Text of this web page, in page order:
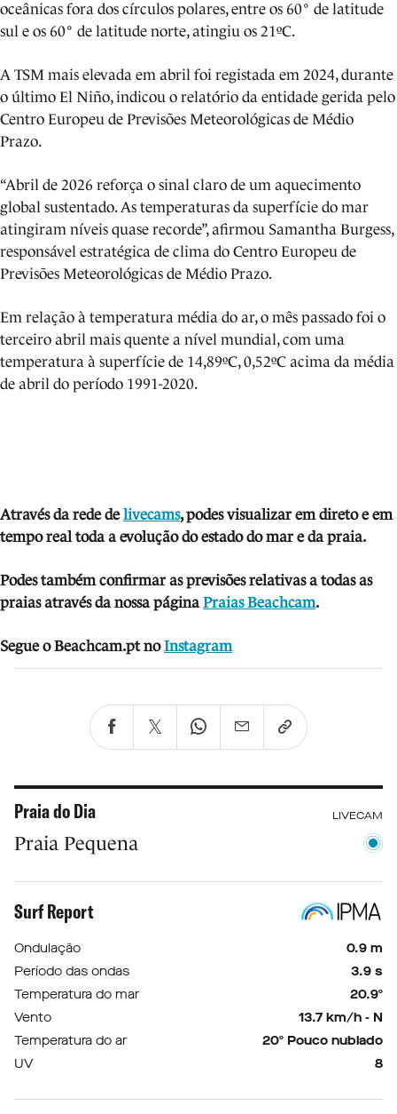
oceânicas fora dos círculos polares, entre os 60° de latitude
sul e os 60° de latitude norte, atingiu os 21ºC.
A TSM mais elevada em abril foi registada em 2024, durante
o último El Niño, indicou o relatório da entidade gerida pelo
Centro Europeu de Previsões Meteorológicas de Médio
Prazo.
“Abril de 2026 reforça o sinal claro de um aquecimento
global sustentado. As temperaturas da superfície do mar
atingiram níveis quase recorde”, afirmou Samantha Burgess,
responsável estratégica de clima do Centro Europeu de
Previsões Meteorológicas de Médio Prazo.
Em relação à temperatura média do ar, o mês passado foi o
terceiro abril mais quente a nível mundial, com uma
temperatura à superfície de 14,89ºC, 0,52ºC acima da média
de abril do período 1991-2020.
Através da rede delivecams, podes visualizar em direto e em
tempo real toda a evolução do estado do mar e da praia.
Podes também confirmar as previsões relativas a todas as
praias através da nossa páginaPraias Beachcam.
Segue o Beachcam.pt no Instagram
Praia do Dia LIVECAM
Praia Pequena
Surf Report
Ondulação
0.9 m
Período das ondas
3.9 s
Temperatura do mar
20.9º
Vento
13.7 km/h - N
Temperatura do ar
20º Pouco nublado
UV
8